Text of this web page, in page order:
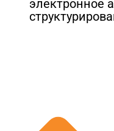
электронное